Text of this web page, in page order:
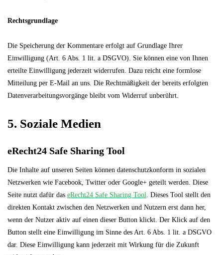
Rechtsgrundlage
Die Speicherung der Kommentare erfolgt auf Grundlage Ihrer
Einwilligung (Art. 6 Abs. 1 lit. a DSGVO). Sie können eine von Ihnen
erteilte Einwilligung jederzeit widerrufen. Dazu reicht eine formlose
Mitteilung per E-Mail an uns. Die Rechtmäßigkeit der bereits erfolgten
Datenverarbeitungsvorgänge bleibt vom Widerruf unberührt.
5. Soziale Medien
eRecht24 Safe Sharing Tool
Die Inhalte auf unseren Seiten können datenschutzkonform in sozialen
Netzwerken wie Facebook, Twitter oder Google+ geteilt werden. Diese
Seite nutzt dafür das eRecht24 Safe Sharing Tool. Dieses Tool stellt den
direkten Kontakt zwischen den Netzwerken und Nutzern erst dann her,
wenn der Nutzer aktiv auf einen dieser Button klickt. Der Klick auf den
Button stellt eine Einwilligung im Sinne des Art. 6 Abs. 1 lit. a DSGVO
dar. Diese Einwilligung kann jederzeit mit Wirkung für die Zukunft